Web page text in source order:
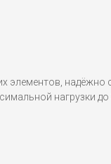
элементов, надёжно
нагрузки до